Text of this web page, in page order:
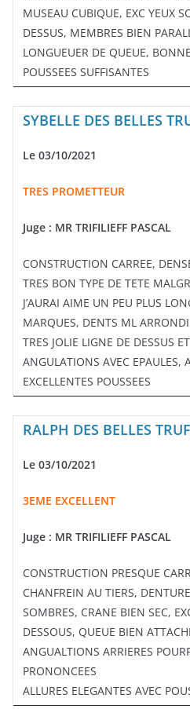
MUSEAU CUBIQUE, EXC YEUX
DESSUS, MEMBRES BIEN
LONGUEUER DE QUEUE,
POUSSEES SUFFISANTES
SYBELLE DES BELLES
Le 03/10/2021
TRES PROMETTEUR
Juge : MR TRIFILIEFF PASCAL
CONSTRUCTION CARREE,
TRES BON TYPE DE TETE
J’AURAI AIME UN PEU PLUS
MARQUES, DENTS ML
TRES JOLIE LIGNE DE DESSUS
ANGULATIONS AVEC EPAULES,
EXCELLENTES POUSSEES
RALPH DES BELLES
Le 03/10/2021
3EME EXCELLENT
Juge : MR TRIFILIEFF PASCAL
CONSTRUCTION PRESQUE
CHANFREIN AU TIERS,
SOMBRES, CRANE BIEN SEC,
DESSOUS, QUEUE BIEN
ANGUALTIONS ARRIERES
PRONONCEES
ALLURES ELEGANTES AVEC